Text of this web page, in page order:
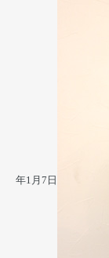
年1月7日